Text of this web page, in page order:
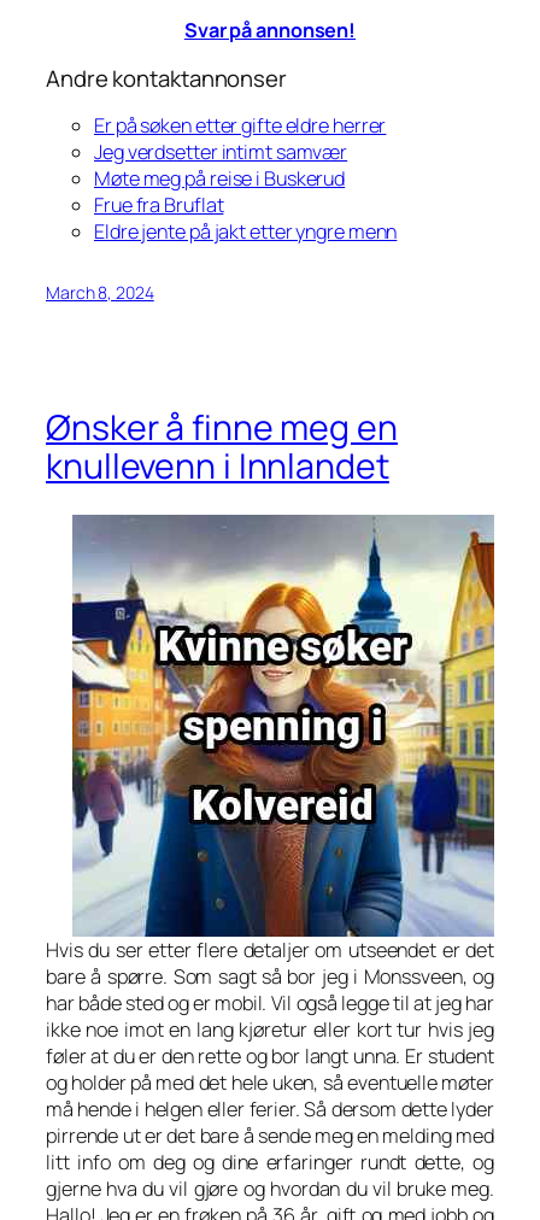
Svar på annonsen!
Andre kontaktannonser
Er på søken etter gifte eldre herrer
Jeg verdsetter intimt samvær
Møte meg på reise i Buskerud
Frue fra Bruflat
Eldre jente på jakt etter yngre menn
March 8, 2024
Ønsker å finne meg en
knullevenn i Innlandet
Hvis du ser etter flere detaljer om utseendet er det
bare å spørre. Som sagt så bor jeg i Monssveen, og
har både sted og er mobil. Vil også legge til at jeg har
ikke noe imot en lang kjøretur eller kort tur hvis jeg
føler at du er den rette og bor langt unna. Er student
og holder på med det hele uken, så eventuelle møter
må hende i helgen eller ferier. Så dersom dette lyder
pirrende ut er det bare å sende meg en melding med
litt info om deg og dine erfaringer rundt dette, og
gjerne hva du vil gjøre og hvordan du vil bruke meg.
Hallo! Jeg er en frøken på 36 år, gift og med jobb og